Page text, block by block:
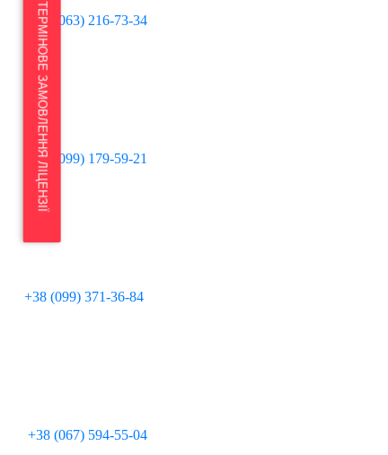
+38 (063) 216-73-34
+38 (099) 179-59-21
+38 (099) 371-36-84
+38 (067) 594-55-04
ТЕРМІНОВЕ ЗАМОВЛЕННЯ ЛІЦЕНЗІЇ